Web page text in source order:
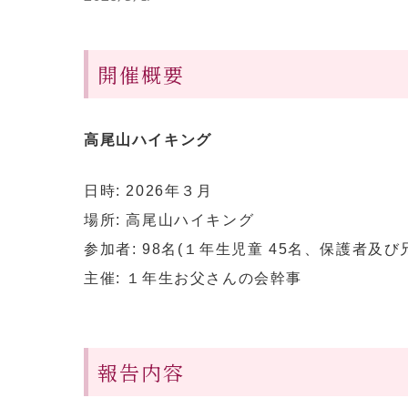
開催概要
高尾山ハイキング
⽇時: 2026年３月
場所: 高尾山ハイキング
参加者: 98名(１年生児童 45名、保護者及び
主催: １年生お父さんの会幹事
報告内容